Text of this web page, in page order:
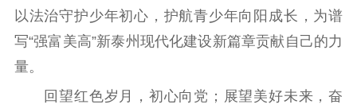
以法治守护少年初心，护航青少年向阳成长，为谱
写“强富美高”新泰州现代化建设新篇章贡献自己的力
量。
回望红色岁月，初心向党；展望美好未来，奋